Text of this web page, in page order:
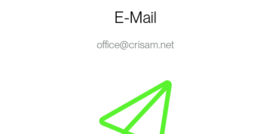
E-Mail
office@crisam.net